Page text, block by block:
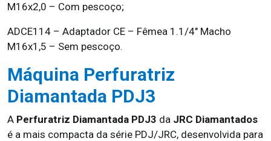
M16x2,0 – Com pescoço;
ADCE114 – Adaptador CE – Fêmea 1.1/4″ Macho
M16x1,5 – Sem pescoço.
Máquina Perfuratriz
Diamantada PDJ3
A Perfuratriz Diamantada PDJ3 da JRC Diamantados
é a mais compacta da série PDJ/JRC, desenvolvida para